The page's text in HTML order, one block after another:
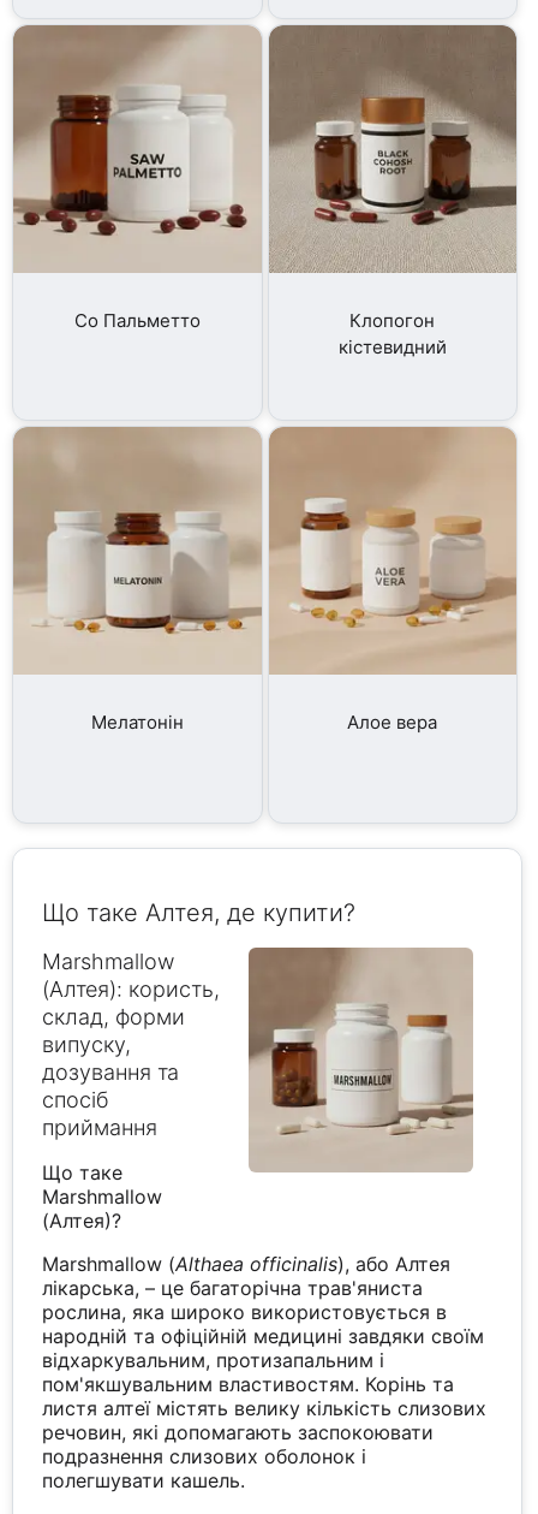
Со Пальметто
Клопогон
кістевидний
Мелатонін Алое вера
Що таке Алтея, де купити?
Marshmallow
(Алтея): користь,
склад, форми
випуску,
дозування та
спосіб
приймання
Що таке
Marshmallow
(Алтея)?
Marshmallow (Althaea officinalis), або Алтея
лікарська, – це багаторічна трав'яниста
рослина, яка широко використовується в
народній та офіційній медицині завдяки своїм
відхаркувальним, протизапальним і
пом'якшувальним властивостям. Корінь та
листя алтеї містять велику кількість слизових
речовин, які допомагають заспокоювати
подразнення слизових оболонок і
полегшувати кашель.